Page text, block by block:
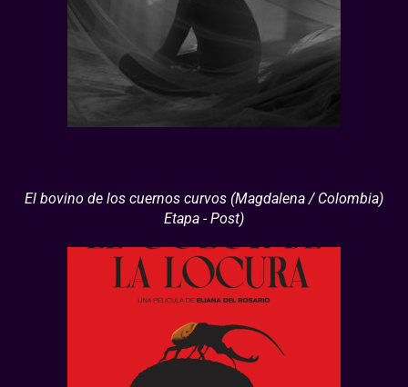
El bovino de los cuernos curvos (Magdalena / Colombia)
Etapa - Post)